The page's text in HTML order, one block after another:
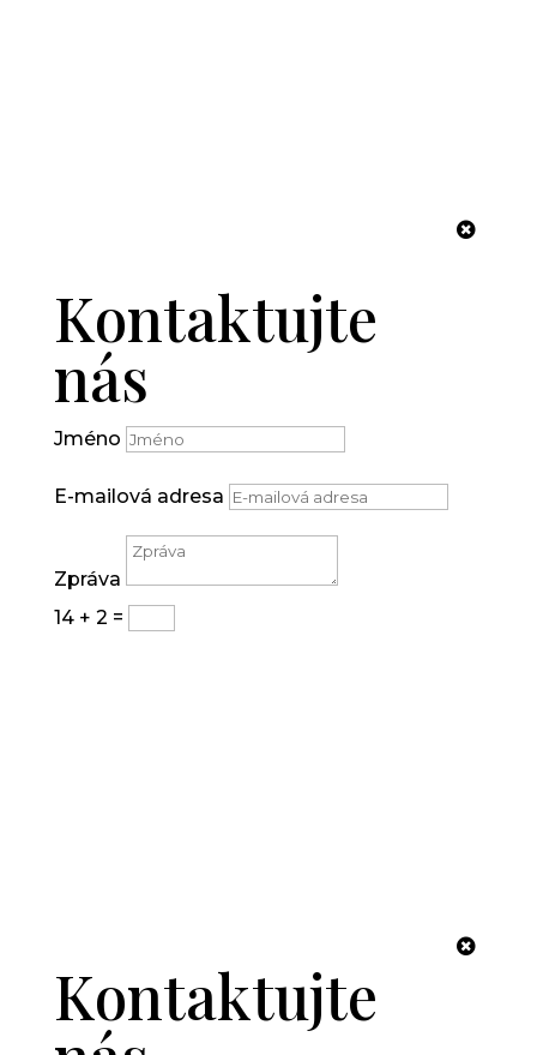
Kontaktujte
nás
Jméno
E-mailová adresa
Zpráva
14 + 2 =
Kontaktujte